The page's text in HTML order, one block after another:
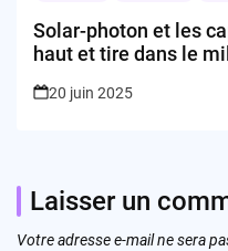
Solar-photon et les
haut et tire dans le
20 juin 2025
Laisser un
Votre adresse e-mail ne sera